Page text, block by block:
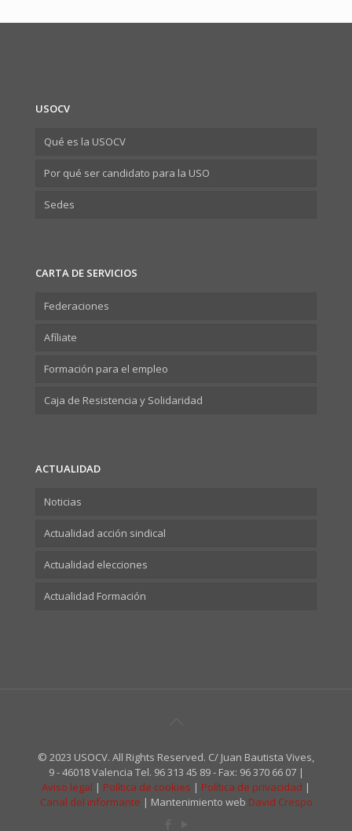
USOCV
Qué es la USOCV
Por qué ser candidato para la USO
Sedes
CARTA DE SERVICIOS
Federaciones
Afíliate
Formación para el empleo
Caja de Resistencia y Solidaridad
ACTUALIDAD
Noticias
Actualidad acción sindical
Actualidad elecciones
Actualidad Formación
© 2023 USOCV. All Rights Reserved. C/ Juan Bautista Vives,
9 - 46018 Valencia Tel. 96 313 45 89 - Fax: 96 370 66 07 |
Aviso legal | Política de cookies | Política de privacidad |
Canal del informante | Mantenimiento web David Crespo